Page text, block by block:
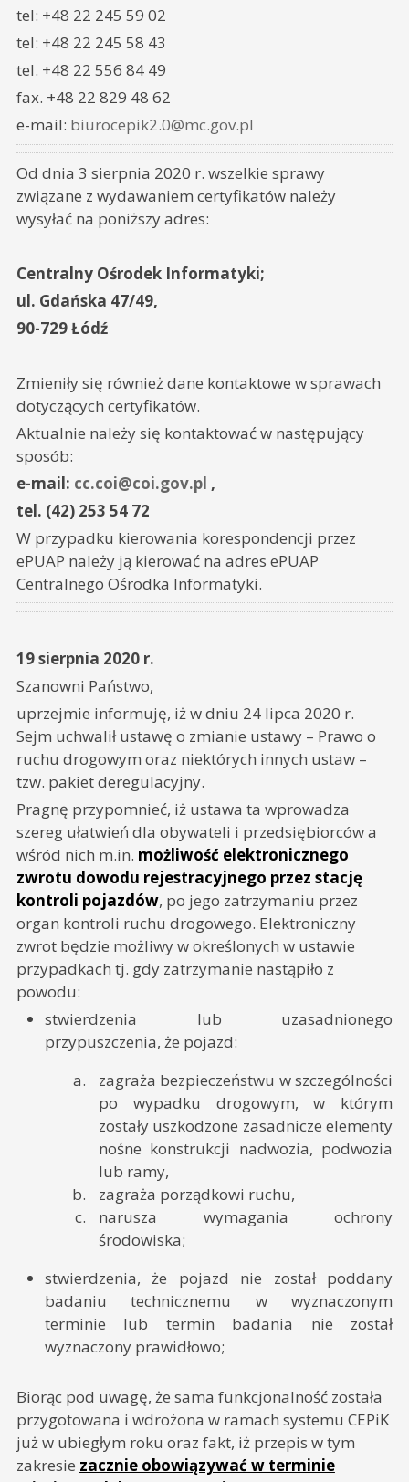
tel: +48 22 245 59 02
tel: +48 22 245 58 43
tel. +48 22 556 84 49
fax. +48 22 829 48 62
e-mail: biurocepik2.0@mc.gov.pl
Od dnia 3 sierpnia 2020 r. wszelkie sprawy
związane z wydawaniem certyfikatów należy
wysyłać na poniższy adres:
Centralny Ośrodek Informatyki;
ul. Gdańska 47/49,
90-729 Łódź
Zmieniły się również dane kontaktowe w sprawach
dotyczących certyfikatów.
Aktualnie należy się kontaktować w następujący
sposób:
e-mail: cc.coi@coi.gov.pl ,
tel. (42) 253 54 72
W przypadku kierowania korespondencji przez
ePUAP należy ją kierować na adres ePUAP
Centralnego Ośrodka Informatyki.
19 sierpnia 2020 r.
Szanowni Państwo,
uprzejmie informuję, iż w dniu 24 lipca 2020 r.
Sejm uchwalił ustawę o zmianie ustawy – Prawo o
ruchu drogowym oraz niektórych innych ustaw –
tzw. pakiet deregulacyjny.
Pragnę przypomnieć, iż ustawa ta wprowadza
szereg ułatwień dla obywateli i przedsiębiorców a
wśród nich m.in. możliwość elektronicznego
zwrotu dowodu rejestracyjnego przez stację
kontroli pojazdów, po jego zatrzymaniu przez
organ kontroli ruchu drogowego. Elektroniczny
zwrot będzie możliwy w określonych w ustawie
przypadkach tj. gdy zatrzymanie nastąpiło z
powodu:
stwierdzenia lub uzasadnionego
przypuszczenia, że pojazd:
zagraża bezpieczeństwu w szczególności
po wypadku drogowym, w którym
zostały uszkodzone zasadnicze elementy
nośne konstrukcji nadwozia, podwozia
lub ramy,
zagraża porządkowi ruchu,
narusza wymagania ochrony
środowiska;
stwierdzenia, że pojazd nie został poddany
badaniu technicznemu w wyznaczonym
terminie lub termin badania nie został
wyznaczony prawidłowo;
Biorąc pod uwagę, że sama funkcjonalność została
przygotowana i wdrożona w ramach systemu CEPiK
już w ubiegłym roku oraz fakt, iż przepis w tym
zakresie zacznie obowiązywać w terminie